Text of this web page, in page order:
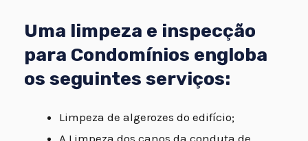
Uma limpeza e inspecção
para Condomínios engloba
os seguintes serviços:
Limpeza de algerozes do edifício;